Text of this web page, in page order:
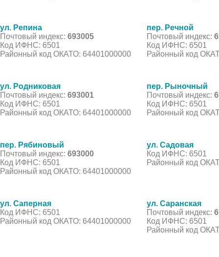
ул. Репина
Почтовый индекс: 693005
Код ИФНС: 6501
Районный код ОКАТО: 64401000000
пер. Речной
Почтовый индекс:
Код ИФНС: 6501
Районный код
ул. Родниковая
Почтовый индекс: 693001
Код ИФНС: 6501
Районный код ОКАТО: 64401000000
пер. Рыночный
Почтовый индекс:
Код ИФНС: 6501
Районный код
пер. Рябиновый
Почтовый индекс: 693000
Код ИФНС: 6501
Районный код ОКАТО: 64401000000
ул. Садовая
Код ИФНС: 6501
Районный код
ул. Саперная
Код ИФНС: 6501
Районный код ОКАТО: 64401000000
ул. Саранская
Почтовый индекс:
Код ИФНС: 6501
Районный код